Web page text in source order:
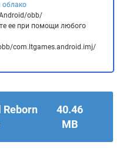
облако
obb/
ее при помощи любого
com.ltgames.android.imj/
40.46
MB